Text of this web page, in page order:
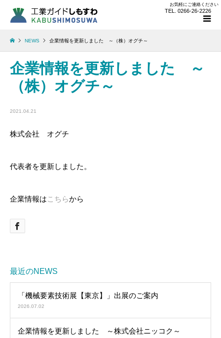
お気軽にご連絡ください
TEL. 0266-26-2226
NEWS 企業情報を更新しました ～（株）オグチ～
企業情報を更新しました ～
（株）オグチ～
2021.04.21
株式会社 オグチ
代表者を更新しました。
企業情報はこちらから
最近のNEWS
「機械要素技術展【東京】」出展のご案内
2026.07.02
企業情報を更新しました ～株式会社ニッコク～